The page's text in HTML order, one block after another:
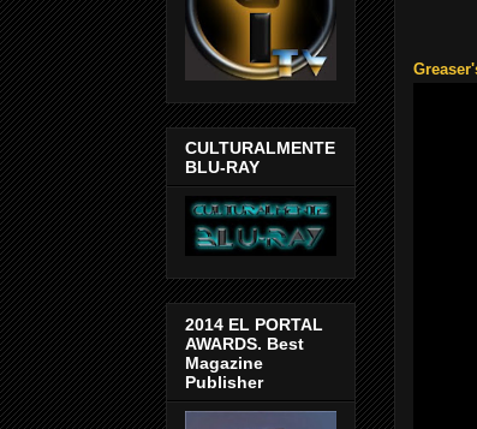
CULTURALMENTE
BLU-RAY
2014 EL PORTAL
AWARDS. Best
Magazine
Publisher